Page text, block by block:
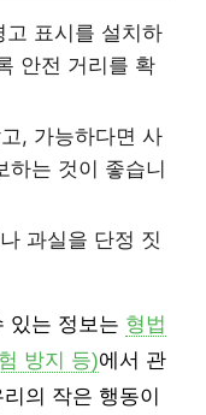
표시를 설치하
안전 거리를 확
, 가능하다면 사
하는 것이 좋습니
과실을 단정 짓
있는 정보는 형법
방지 등)에서 관
의 작은 행동이